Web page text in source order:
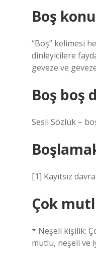
Boş
“Boş” kelimesi
dinleyicilere
geveze ve
Boş boş
Sesli Sözlük –
[1] Kayıtsız
Çok
* Neşeli kişilik:
mutlu, neşeli ve